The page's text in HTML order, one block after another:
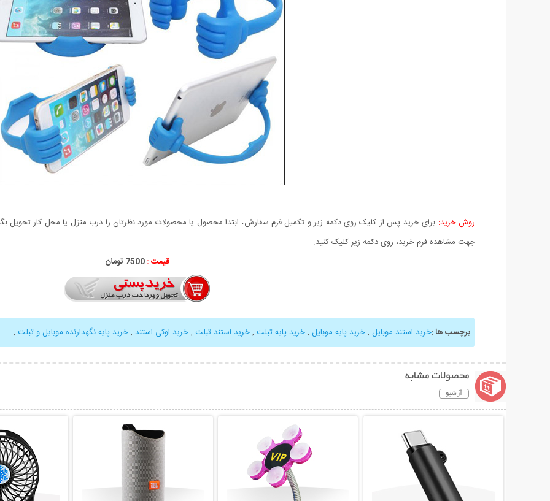
روش خرید: برای خرید پس از کلیک روی دکمه زیر و تکمیل فرم سفارش، ابتدا محصول یا محصولات مورد نظرتان را درب منزل یا محل کار تحویل
جهت مشاهده فرم خرید، روی دکمه زیر کلیک کنید.
قیمت :7500 تومان
برچسب ها:خرید استند موبایل ,خرید پایه موبایل ,خرید پایه تبلت ,خرید استند تبلت ,خرید اوکی استند ,خرید پایه نگهدارنده موبایل و تبلت ,
محصولات مشابه
آرشیو